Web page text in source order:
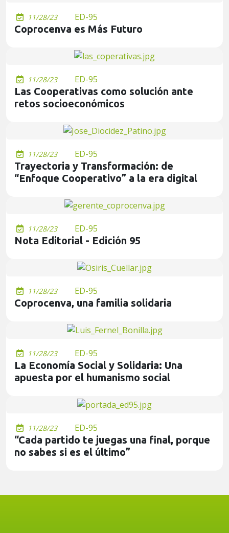
11/28/23 ED-95
Coprocenva es Más Futuro
11/28/23 ED-95
Las Cooperativas como solución ante
retos socioeconómicos
11/28/23 ED-95
Trayectoria y Transformación: de
“Enfoque Cooperativo” a la era digital
11/28/23 ED-95
Nota Editorial - Edición 95
11/28/23 ED-95
Coprocenva, una familia solidaria
11/28/23 ED-95
La Economía Social y Solidaria: Una
apuesta por el humanismo social
11/28/23 ED-95
“Cada partido te juegas una final, porque
no sabes si es el último”